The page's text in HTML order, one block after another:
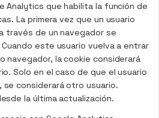
Analytics que habilita la función de
La primera vez que un usuario
través de un navegador se
este usuario vuelva a entrar
navegador, la cookie considerará
Solo en el caso de que el usuario
se considerará otro usuario.
la última actualización.